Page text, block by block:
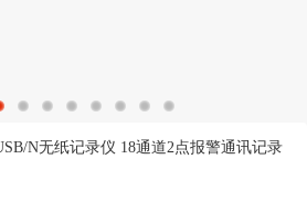
N无纸记录仪 18通道2点报警通讯记录